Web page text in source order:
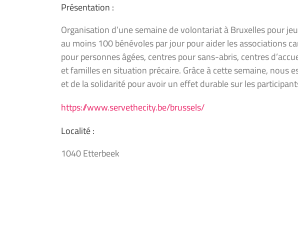
Présentation :
Organisation d’une semaine de volontariat à Bruxelles pour
au moins 100 bénévoles par jour pour aider les associations
pour personnes âgées, centres pour sans-abris, centres
et familles en situation précaire. Grâce à cette semaine,
et de la solidarité pour avoir un effet durable sur les
https://www.servethecity.be/brussels/
Localité :
1040 Etterbeek